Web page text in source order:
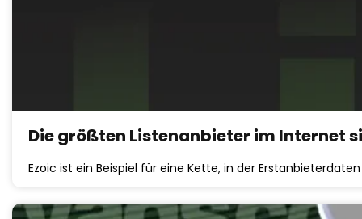
Die größten Listenanbieter im Internet
Ezoic ist ein Beispiel für eine Kette, in der